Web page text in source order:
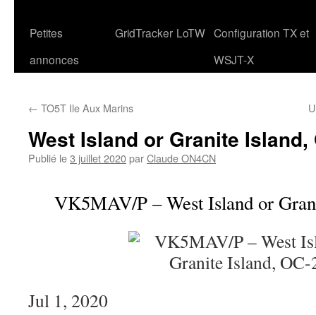
Petites
annonces
GridTracker LoTW Configuration TX et
WSJT-X
← TO5T Ile Aux Marins
West Island or Granite Island,
Publié le3 juillet 2020parClaude ON4CN
VK5MAV/P – West Island or
Jul 1, 2020